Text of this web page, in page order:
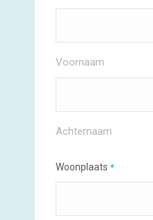
Voornaam
Achternaam
Woonplaats *